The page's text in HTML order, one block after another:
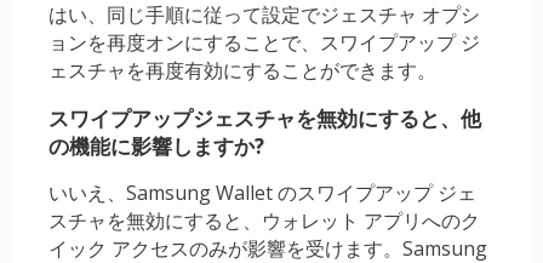
はい、同じ手順に従って設定でジェスチャ オプシ
ョンを再度オンにすることで、スワイプアップ ジ
ェスチャを再度有効にすることができます。
スワイプアップジェスチャを無効にすると、他
の機能に影響しますか?
いいえ、Samsung Wallet のスワイプアップ ジェ
スチャを無効にすると、ウォレット アプリへのク
イック アクセスのみが影響を受けます。Samsung